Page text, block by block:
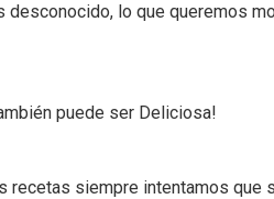
desconocido, lo que queremos
puede ser Deliciosa!
recetas siempre intentamos